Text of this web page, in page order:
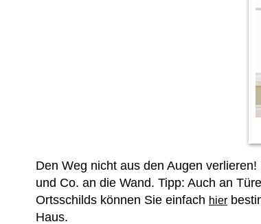
Den Weg nicht aus den Augen
und Co. an die Wand. Tipp: Auch an
Ortsschilds können Sie einfach hier
Haus.